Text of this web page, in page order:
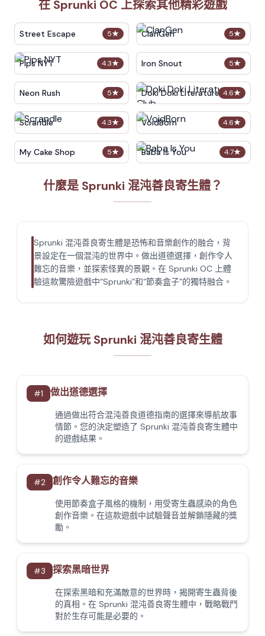
在 Sprunki OC 上探索其他精彩遊戲
5★
Street Escape 5★
ClanGen
4.3★
Pips NYT 5★
Iron Snout
5★
Neon Rush 4.6★
Doki Doki Literature Club
4.3★
Scrandle 4.6★
VoidBorn
5★
My Cake Shop 4.7★
Baba Is You
什麼是 Sprunki 混沌善良寄生體？
Sprunki 混沌善良寄生體是恐怖和音樂創作的融合，背
景設定在一個混沌的世界中。做出道德選擇，創作令人
難忘的音樂，並探索怪異的景觀。在 Sprunki OC 上體
驗這款驚險遊戲中“Sprunki”和“節奏盒子”的獨特融合。
如何遊玩 Sprunki 混沌善良寄生體
#1 做出道德選擇
通過做出符合混沌善良道德指南的選擇來導航故事
情節。您的決定塑造了 Sprunki 混沌善良寄生體中
的遊戲結果。
#2 創作令人難忘的音樂
使用節奏盒子風格的機制，用受寄生蟲感染的角色
創作音樂。在這款遊戲中試驗聲音並解鎖隱藏的獎
勵。
#3 探索黑暗世界
在探索黑暗和充滿敵意的世界時，揭開寄生蟲背後
的真相。在 Sprunki 混沌善良寄生體中，戰略戰鬥
對於生存可能是必要的。